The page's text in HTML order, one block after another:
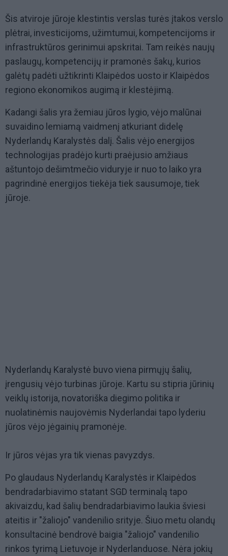
Šis atviroje jūroje klestintis verslas turės įtakos verslo
plėtrai, investicijoms, užimtumui, kompetencijoms ir
infrastruktūros gerinimui apskritai. Tam reikės naujų
paslaugų, kompetencijų ir pramonės šakų, kurios
galėtų padėti užtikrinti Klaipėdos uosto ir Klaipėdos
regiono ekonomikos augimą ir klestėjimą.
Kadangi šalis yra žemiau jūros lygio, vėjo malūnai
suvaidino lemiamą vaidmenį atkuriant didelę
Nyderlandų Karalystės dalį. Šalis vėjo energijos
technologijas pradėjo kurti praėjusio amžiaus
aštuntojo dešimtmečio viduryje ir nuo to laiko yra
pagrindinė energijos tiekėja tiek sausumoje, tiek
jūroje.
Nyderlandų Karalystė buvo viena pirmųjų šalių,
įrengusių vėjo turbinas jūroje. Kartu su stipria jūrinių
veiklų istorija, novatoriška diegimo politika ir
nuolatinėmis naujovėmis Nyderlandai tapo lyderiu
jūros vėjo jėgainių pramonėje.
Ir jūros vėjas yra tik vienas pavyzdys.
Po glaudaus Nyderlandų Karalystės ir Klaipėdos
bendradarbiavimo statant SGD terminalą tapo
akivaizdu, kad šalių bendradarbiavimo laukia šviesi
ateitis ir "žaliojo" vandenilio srityje. Šiuo metu olandų
konsultacinė bendrovė baigia "žaliojo" vandenilio
rinkos tyrimą Lietuvoje ir Nyderlanduose. Nėra jokių